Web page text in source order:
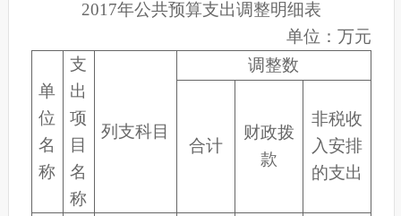
2017年公共预算支出调整明细表
单位：万元
单
位
名
称
支
出
项
目
名
称
列支科目
调整数
合计
财政拨
款
非税收
入安排
的支出